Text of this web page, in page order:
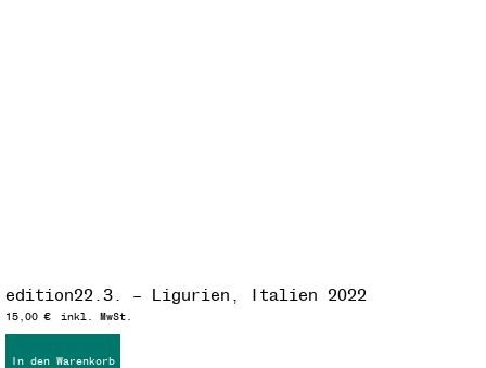
edition22.3. – Ligurien, Italien 2022
15,00€ inkl. MwSt.
In den Warenkorb